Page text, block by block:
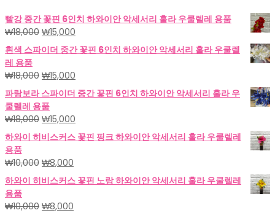
빨강 중간 꽃핀 6인치 하와이안 악세서리 훌라 우쿨렐레 용품
₩18,000 원
래
가
격:
₩18,000.
₩15,000
재
가
₩15,000.
흰색 스파이더 중간 꽃핀 6인치 하와이안 악세서리 훌라 우쿨렐
레 용품
₩18,000 원
래
가
격:
₩18,000.
₩15,000
재
가
₩15,000.
파랑보라 스파이더 중간 꽃핀 6인치 하와이안 악세서리 훌라 우
쿨렐레 용품
₩18,000 원
래
가
격:
₩18,000.
₩15,000
재
가
하와이 히비스커스 꽃핀 핑크 하와이안 악세서리 훌라 우쿨렐레
용품
₩10,000 원
래
가
격:
₩10,000.
₩8,000
재
가
₩8,000.
하와이 히비스커스 꽃핀 노랑 하와이안 악세서리 훌라 우쿨렐레
용품
₩10,000 원
₩8,000